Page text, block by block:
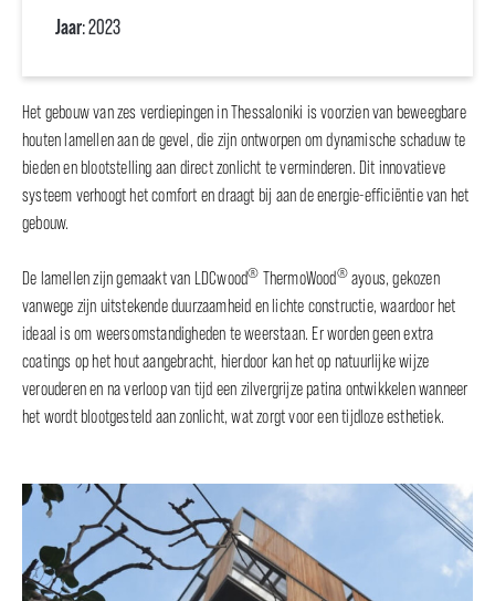
Jaar: 2023
Het gebouw van zes verdiepingen in Thessaloniki is voorzien van beweegbare
houten lamellen aan de gevel, die zijn ontworpen om dynamische schaduw te
bieden en blootstelling aan direct zonlicht te verminderen. Dit innovatieve
systeem verhoogt het comfort en draagt bij aan de energie-efficiëntie van het
gebouw.
De lamellen zijn gemaakt van LDCwood® ThermoWood®ayous, gekozen
vanwege zijn uitstekende duurzaamheid en lichte constructie, waardoor het
ideaal is om weersomstandigheden te weerstaan. Er worden geen extra
coatings op het hout aangebracht, hierdoor kan het op natuurlijke wijze
verouderen en na verloop van tijd een zilvergrijze patina ontwikkelen wanneer
het wordt blootgesteld aan zonlicht, wat zorgt voor een tijdloze esthetiek.